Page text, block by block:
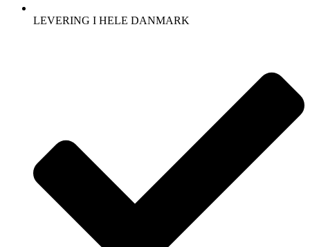
LEVERING I HELE DANMARK